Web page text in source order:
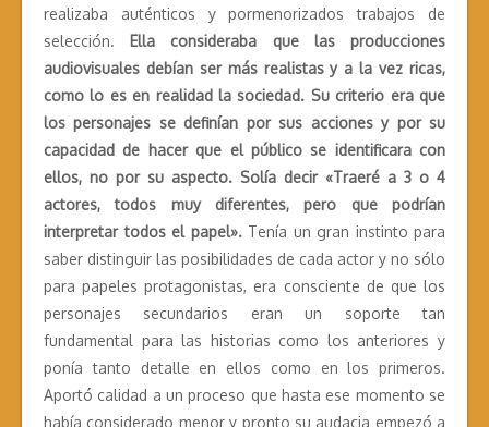
realizaba auténticos y pormenorizados trabajos de
selección. Ella consideraba que las producciones
audiovisuales debían ser más realistas y a la vez ricas,
como lo es en realidad la sociedad. Su criterio era que
los personajes se definían por sus acciones y por su
capacidad de hacer que el público se identificara con
ellos, no por su aspecto. Solía decir «Traeré a 3 o 4
actores, todos muy diferentes, pero que podrían
interpretar todos el papel».Tenía un gran instinto para
saber distinguir las posibilidades de cada actor y no sólo
para papeles protagonistas, era consciente de que los
personajes secundarios eran un soporte tan
fundamental para las historias como los anteriores y
ponía tanto detalle en ellos como en los primeros.
Aportó calidad a un proceso que hasta ese momento se
había considerado menor y pronto su audacia empezó a